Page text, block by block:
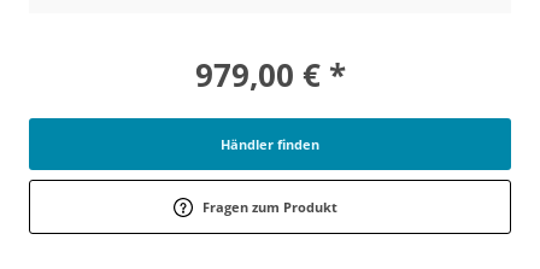
979,00 € *
Händler finden
Fragen zum Produkt